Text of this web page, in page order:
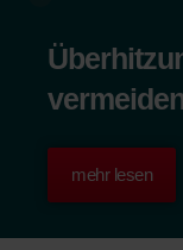
mehr lesen